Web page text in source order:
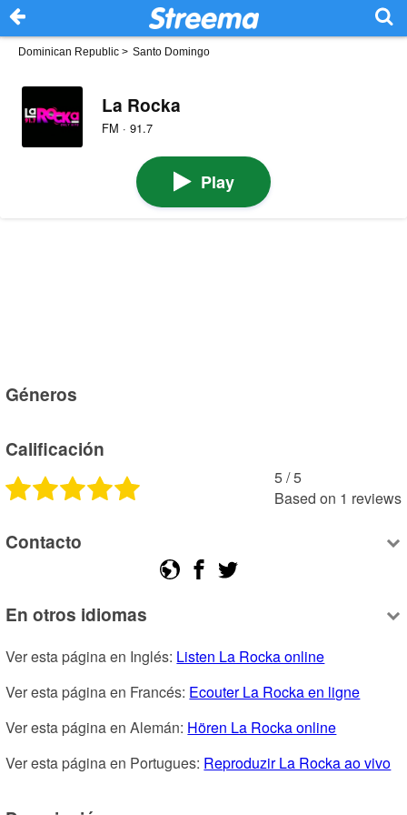
Dominican Republic > Santo Domingo
La Rocka
FM · 91.7
Play
Géneros
Calificación
5 /5
Based on 1 reviews
Contacto
En otros idiomas
Ver esta página en Inglés: Listen La Rocka online
Ver esta página en Francés: Ecouter La Rocka en ligne
Ver esta página en Alemán: Hören La Rocka online
Ver esta página en Portugues: Reproduzir La Rocka ao vivo